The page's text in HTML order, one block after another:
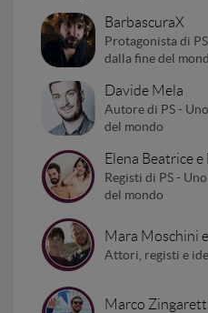
BarbascuraX
Protagonista di
dalla fine del
Davide Mela
Autore di PS -
del mondo
Elena Beatrice
Registi di PS -
del mondo
Mara Moschini
Attori, registi e
Marco